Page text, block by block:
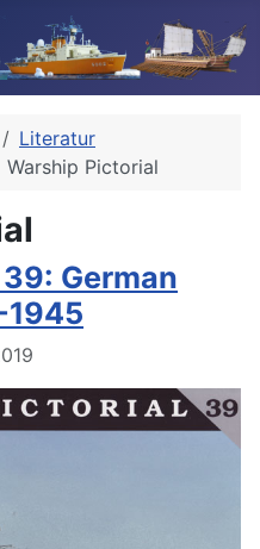
Literatur
Warship Pictorial
German